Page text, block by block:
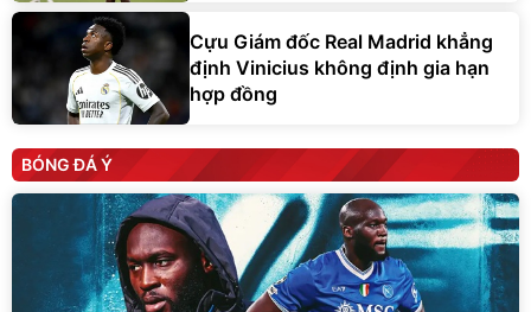
Cựu Giám đốc Real Madrid khẳng
định Vinicius không định gia hạn
hợp đồng
BÓNG ĐÁ Ý